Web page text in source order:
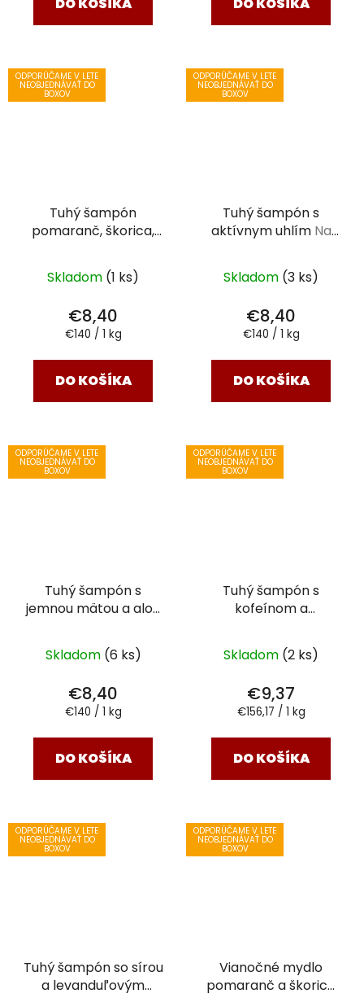
DO KOŠÍKA DO KOŠÍKA
ODPORÚČAME V LETE
NEOBJEDNÁVAŤ DO
BOXOV
Tuhý šampón
pomaranč, škorica,
normálne až suché
vlasy 60 g
Skladom (1 ks)
€8,40
Jednotková
€140 / 1 kg
DO KOŠÍKA
ODPORÚČAME V LETE
NEOBJEDNÁVAŤ DO
BOXOV
Tuhý šampón s
aktívnym uhlím Na
Skladom (3 ks)
€8,40
Jednotková
€140 / 1 kg
DO KOŠÍKA
ODPORÚČAME V LETE
NEOBJEDNÁVAŤ DO
BOXOV
Tuhý šampón s
jemnou mätou a aloe
suché vlasy 60 g
Skladom (6 ks)
€8,40
Jednotková
€140 / 1 kg
DO KOŠÍKA
ODPORÚČAME V LETE
NEOBJEDNÁVAŤ DO
BOXOV
Tuhý šampón s
kofeínom a
normálne až mastné
vlasy 60g
Skladom (2 ks)
€9,37
Jednotková
€156,17 / 1 kg
DO KOŠÍKA
ODPORÚČAME V LETE
NEOBJEDNÁVAŤ DO
BOXOV
Tuhý šampón so sírou
a levanduľovým
ODPORÚČAME V LETE
NEOBJEDNÁVAŤ DO
BOXOV
Vianočné mydlo
pomaranč a škorica